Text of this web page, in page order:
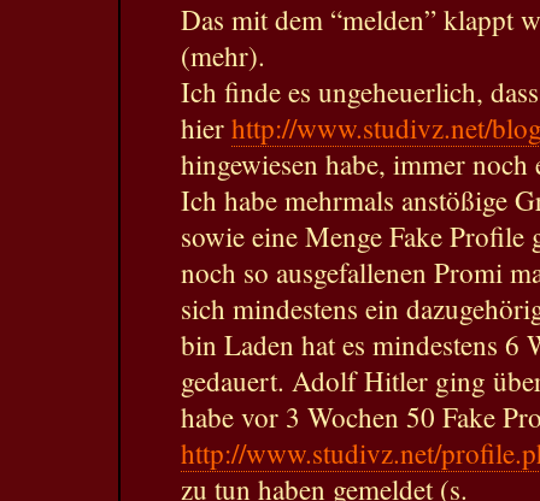
Das mit dem “melden” klappt
(mehr).
Ich finde es ungeheuerlich,
hier http://www.studivz.net/
hingewiesen habe, immer noch
Ich habe mehrmals anstößige
sowie eine Menge Fake Profile
noch so ausgefallenen Promi
sich mindestens ein
bin Laden hat es mindestens 6
gedauert. Adolf Hitler ging
habe vor 3 Wochen 50 Fake
http://www.studivz.net/
zu tun haben gemeldet (s.